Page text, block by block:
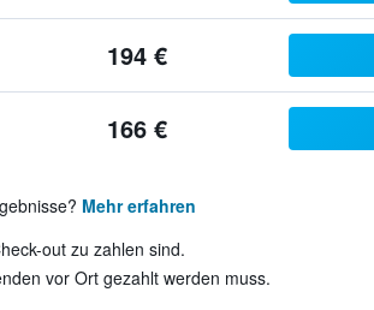
194 €
166 €
Mehr erfahren
out zu zahlen sind.
vor Ort gezahlt werden muss.